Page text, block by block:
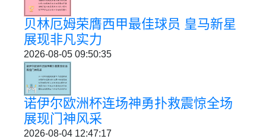
贝林厄姆荣膺西甲最佳球员 皇马新星
展现非凡实力
2026-08-05 09:50:35
诺伊尔欧洲杯连场神勇扑救震惊全场
展现门神风采
2026-08-04 12:47:17